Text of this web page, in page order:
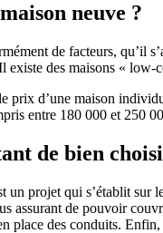
neuve ?
de facteurs, qu’il
existe des maisons «
prix d’une maison
entre 180 000 et 250
de bien
un projet qui s’établit
assurant de pouvoir
place des conduits.